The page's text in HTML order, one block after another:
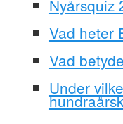
Nyårsquiz
Vad heter
Vad
Under